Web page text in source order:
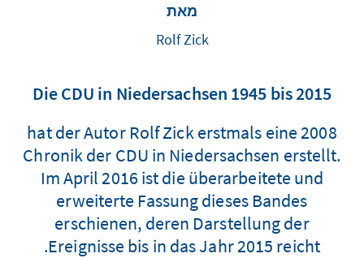
מאת
Rolf Zick
Die CDU in Niedersachsen 1945 bis 2015
2008 hat der Autor Rolf Zick erstmals eine
Chronik der CDU in Niedersachsen erstellt.
Im April 2016 ist die überarbeitete und
erweiterte Fassung dieses Bandes
erschienen, deren Darstellung der
Ereignisse bis in das Jahr 2015 reicht.